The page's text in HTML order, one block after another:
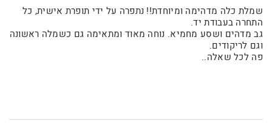
שמלת כלה מדהימה ומיוחדת!! נתפרה על ידי תופרת אישית, כל
התחרה בעבודת יד.
גב מדהים ושסע מחמיא. נוחה מאוד ומתאימה גם כשמלה ראשונה
וגם לריקודים.
פה לכל שאלה..